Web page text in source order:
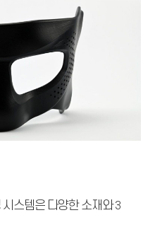
스템은 다양한 소재와 3